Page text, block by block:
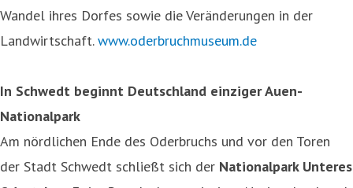
Wandel ihres Dorfes sowie die Veränderungen in der
Landwirtschaft.www.oderbruchmuseum.de
In Schwedt beginnt Deutschland einziger Auen-
Nationalpark
Am nördlichen Ende des Oderbruchs und vor den Toren
der Stadt Schwedt schließt sich der Nationalpark Unteres